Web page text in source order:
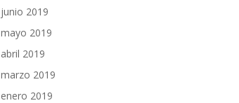
junio 2019
mayo 2019
abril 2019
marzo 2019
enero 2019